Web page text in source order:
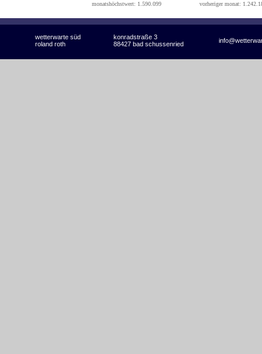
monatshöchstwert: 1.590.099 vorheriger monat:
wetterwarte süd konradstraße 3
roland roth 88427 bad schussenried